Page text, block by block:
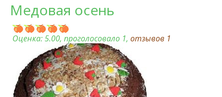
Медовая осень
Оценка:5.00, проголосовало 1, отзывов 1